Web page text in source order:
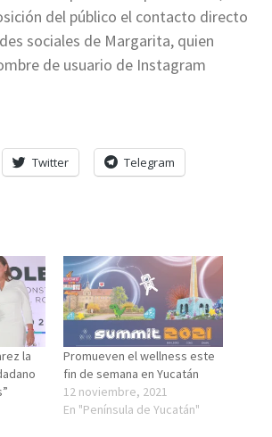
del público el contacto directo
sociales de Margarita, quien
de usuario de Instagram
Twitter Telegram
la
Promueven el wellness este
fin de semana en Yucatán
12 noviembre, 2021
En "Península de Yucatán"